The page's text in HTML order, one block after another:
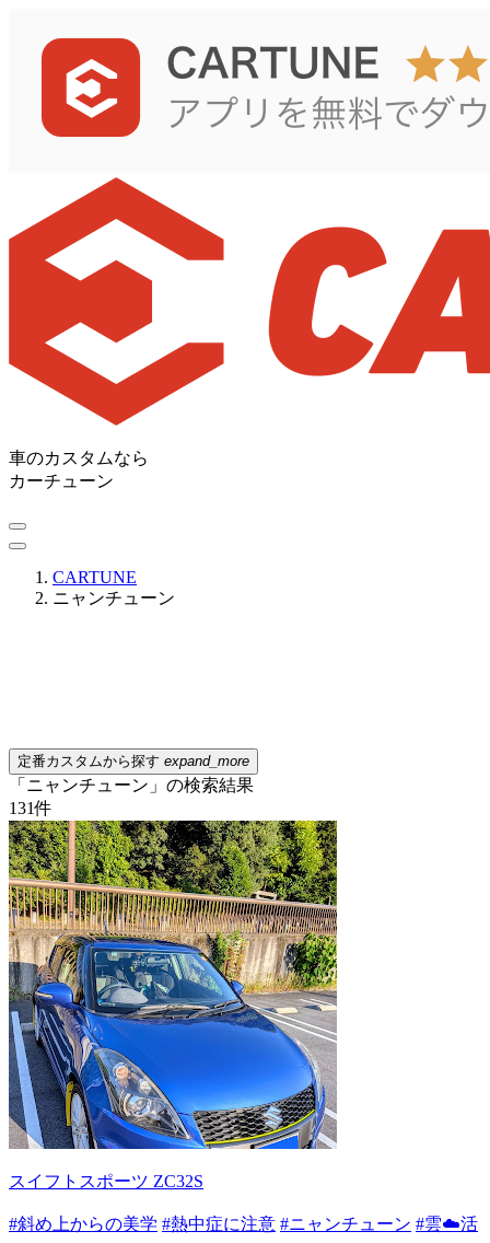
車のカスタムなら
カーチューン
CARTUNE
ニャンチューン
定番カスタムから探す expand_more
「ニャンチューン」の検索結果
131件
スイフトスポーツ ZC32S
#斜め上からの美学 #熱中症に注意 #ニャンチューン #雲☁️活